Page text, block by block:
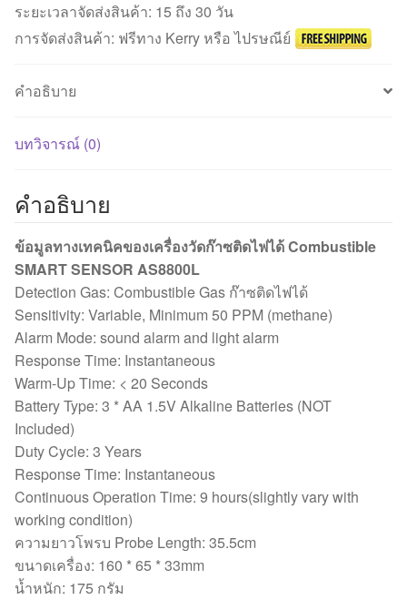
ระยะเวลาจัดส่งสินค้า: 15 ถึง 30 วัน
การจัดส่งสินค้า: ฟรีทาง Kerry หรือ ไปรษณีย์
คำอธิบาย
บทวิจารณ์ (0)
คำอธิบาย
ข้อมูลทางเทคนิคของเครื่องวัดก๊าซติดไฟได้ Combustible
SMART SENSOR AS8800L
Detection Gas: Combustible Gas ก๊าซติดไฟได้
Sensitivity: Variable, Minimum 50 PPM (methane)
Alarm Mode: sound alarm and light alarm
Response Time: Instantaneous
Warm-Up Time: < 20 Seconds
Battery Type: 3 * AA 1.5V Alkaline Batteries (NOT
Included)
Duty Cycle: 3 Years
Response Time: Instantaneous
Continuous Operation Time: 9 hours(slightly vary with
working condition)
ความยาวโพรบ Probe Length: 35.5cm
ขนาดเครื่อง: 160 * 65 * 33mm
น้ำหนัก: 175 กรัม